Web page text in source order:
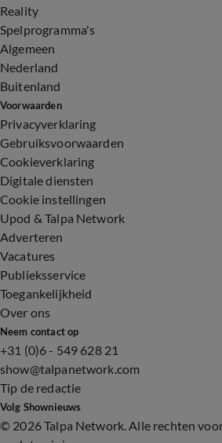
Reality
Spelprogramma's
Algemeen
Nederland
Buitenland
Voorwaarden
Privacyverklaring
Gebruiksvoorwaarden
Cookieverklaring
Digitale diensten
Cookie instellingen
Upod & Talpa Network
Adverteren
Vacatures
Publieksservice
Toegankelijkheid
Over ons
Neem contact op
+31 (0)6 - 549 628 21
show@talpanetwork.com
Tip de redactie
Volg Shownieuws
© 2026 Talpa Network. Alle rechten